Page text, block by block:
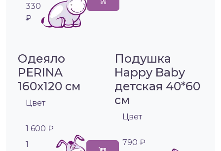
330
₽
Одеяло
PERINA
160х120 см
Цвет
1 600 ₽
1
Подушка
Happy Baby
детская 40*60
см
Цвет
790 ₽